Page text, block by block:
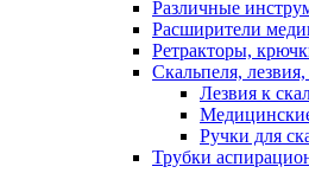
Различные
Расширители
Ретракторы,
Скальпеля,
Лезвия к
Ручки для
Трубки